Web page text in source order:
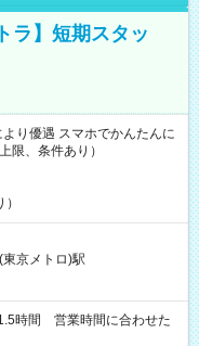
ラ】短期スタッ
り優遇 スマホでかんたんに
限、条件あり）
東京メトロ)駅